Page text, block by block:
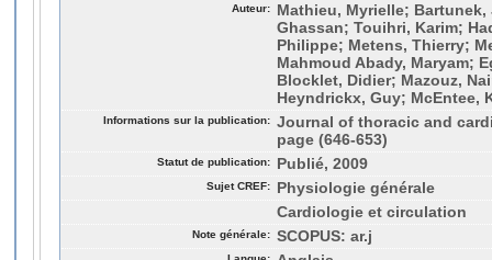
Auteur:
Mathieu, Myrielle;
Ghassan; Touihri, Karim;
Philippe; Metens, Thierry;
Mahmoud Abady, Maryam;
Blocklet, Didier; Mazouz,
Heyndrickx, Guy; McEntee,
Informations sur la publication: Journal of thoracic and
page (646-653)
Statut de publication: Publié, 2009
Sujet CREF:
Physiologie générale
Cardiologie et circulation
Note générale: SCOPUS: ar.j